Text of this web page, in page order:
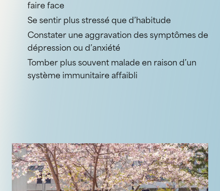
faire face
Se sentir plus stressé que d’habitude
Constater une aggravation des symptômes de
dépression ou d’anxiété
Tomber plus souvent malade en raison d’un
système immunitaire affaibli